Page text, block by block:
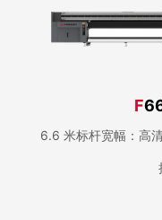
F
6.6 米标杆宽幅：高